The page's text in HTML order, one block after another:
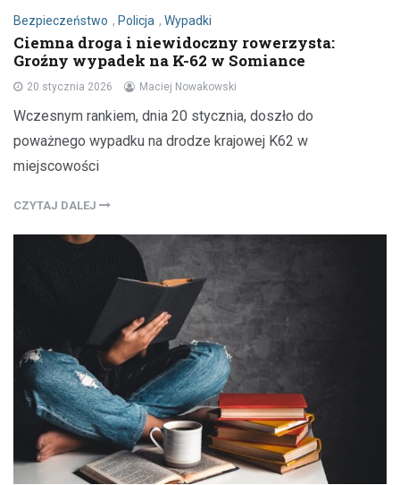
Bezpieczeństwo , Policja , Wypadki
Ciemna droga i niewidoczny rowerzysta:
Groźny wypadek na K-62 w Somiance
20 stycznia 2026 Maciej Nowakowski
Wczesnym rankiem, dnia 20 stycznia, doszło do
poważnego wypadku na drodze krajowej K62 w
miejscowości
CZYTAJ DALEJ